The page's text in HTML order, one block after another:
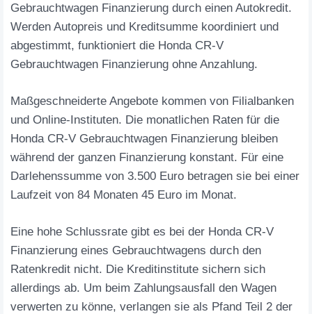
Gebrauchtwagen Finanzierung durch einen Autokredit.
Werden Autopreis und Kreditsumme koordiniert und
abgestimmt, funktioniert die Honda CR-V
Gebrauchtwagen Finanzierung ohne Anzahlung.
Maßgeschneiderte Angebote kommen von Filialbanken
und Online-Instituten. Die monatlichen Raten für die
Honda CR-V Gebrauchtwagen Finanzierung bleiben
während der ganzen Finanzierung konstant. Für eine
Darlehenssumme von 3.500 Euro betragen sie bei einer
Laufzeit von 84 Monaten 45 Euro im Monat.
Eine hohe Schlussrate gibt es bei der Honda CR-V
Finanzierung eines Gebrauchtwagens durch den
Ratenkredit nicht. Die Kreditinstitute sichern sich
allerdings ab. Um beim Zahlungsausfall den Wagen
verwerten zu könne, verlangen sie als Pfand Teil 2 der